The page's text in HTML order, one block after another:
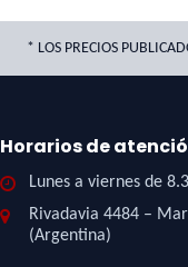
* LOS PRECIOS
Horarios de
Lunes a viernes de
Rivadavia 4484 –
(Argentina)